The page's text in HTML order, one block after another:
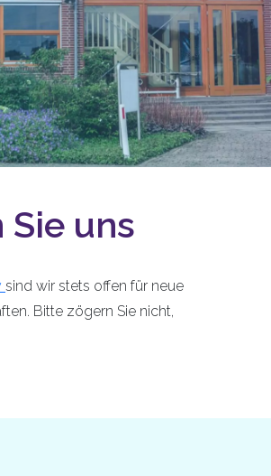
uns
sind wir stets offen für neue
Bitte zögern Sie nicht,